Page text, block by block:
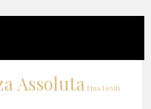
Assoluta Etna Lieviti